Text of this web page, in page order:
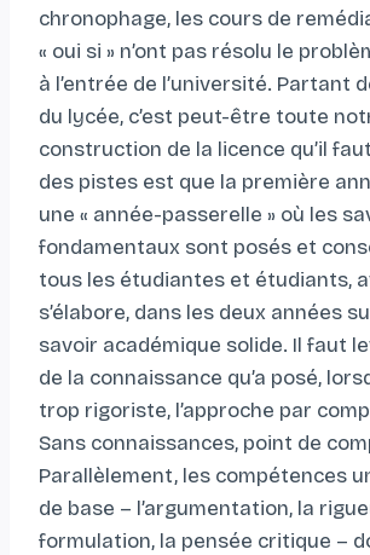
chronophage, les cours de
« oui si » n’ont pas résolu le
à l’entrée de l’université. Partant
du lycée, c’est peut-être toute
construction de la licence qu’il
des pistes est que la première
une « année-passerelle » où les
fondamentaux sont posés et
tous les étudiantes et étudiants,
s’élabore, dans les deux années
savoir académique solide. Il faut
de la connaissance qu’a posé,
trop rigoriste, l’approche par
Sans connaissances, point de
Parallèlement, les compétences
de base – l’argumentation, la
formulation, la pensée critique –